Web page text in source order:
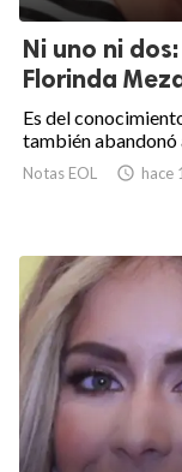
Ni uno ni
Florinda
Es del
también abandonó
Notas EOL  hace